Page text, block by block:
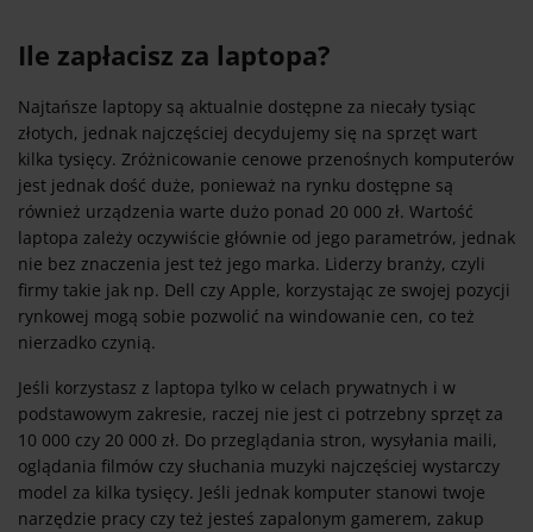
Ile zapłacisz za laptopa?
Najtańsze laptopy są aktualnie dostępne za niecały tysiąc
złotych, jednak najczęściej decydujemy się na sprzęt wart
kilka tysięcy. Zróżnicowanie cenowe przenośnych komputerów
jest jednak dość duże, ponieważ na rynku dostępne są
również urządzenia warte dużo ponad 20 000 zł. Wartość
laptopa zależy oczywiście głównie od jego parametrów, jednak
nie bez znaczenia jest też jego marka. Liderzy branży, czyli
firmy takie jak np. Dell czy Apple, korzystając ze swojej pozycji
rynkowej mogą sobie pozwolić na windowanie cen, co też
nierzadko czynią.
Jeśli korzystasz z laptopa tylko w celach prywatnych i w
podstawowym zakresie, raczej nie jest ci potrzebny sprzęt za
10 000 czy 20 000 zł. Do przeglądania stron, wysyłania maili,
oglądania filmów czy słuchania muzyki najczęściej wystarczy
model za kilka tysięcy. Jeśli jednak komputer stanowi twoje
narzędzie pracy czy też jesteś zapalonym gamerem, zakup